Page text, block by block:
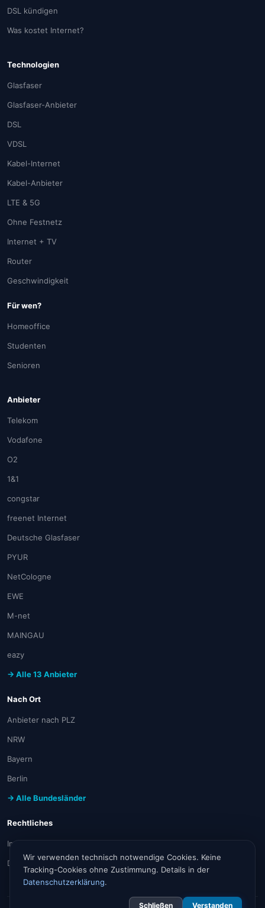
DSL kündigen
Was kostet Internet?
Technologien
Glasfaser
Glasfaser-Anbieter
DSL
VDSL
Kabel-Internet
Kabel-Anbieter
LTE & 5G
Ohne Festnetz
Internet + TV
Router
Geschwindigkeit
Für wen?
Homeoffice
Studenten
Senioren
Anbieter
Telekom
Vodafone
O2
1&1
congstar
freenet Internet
Deutsche Glasfaser
PYUR
NetCologne
EWE
M-net
MAINGAU
eazy
→ Alle 13 Anbieter
Nach Ort
Anbieter nach PLZ
NRW
Bayern
Berlin
→ Alle Bundesländer
Rechtliches
Impressum
Datenschutz
Wir verwenden technisch notwendige Cookies. Keine
Tracking-Cookies ohne Zustimmung. Details in der
Datenschutzerklärung.
Schließen Verstanden